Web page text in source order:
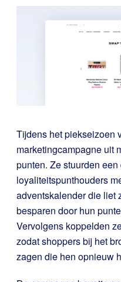
Tijdens het piekseizoen
marketingcampagne uit
punten. Ze stuurden
loyaliteitspunthouders
adventskalender die liet
besparen door hun
Vervolgens koppelden
zodat shoppers bij het
zagen die hen opnieuw